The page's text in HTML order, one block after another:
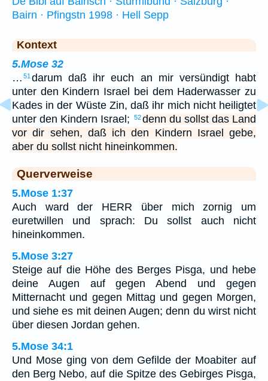
Bairn · Pfingstn 1998 · Hell Sepp
Kontext
5.Mose 32
… 51 darum daß ihr euch an mir versündigt habt
unter den Kindern Israel bei dem Haderwasser zu
Kades in der Wüste Zin, daß ihr mich nicht heiligtet
unter den Kindern Israel;
52 denn du sollst das Land
vor dir sehen, daß ich den Kindern Israel gebe,
aber du sollst nicht hineinkommen.
Querverweise
5.Mose 1:37
Auch ward der HERR über mich zornig um
euretwillen und sprach: Du sollst auch nicht
hineinkommen.
5.Mose 3:27
Steige auf die Höhe des Berges Pisga, und hebe
deine Augen auf gegen Abend und gegen
Mitternacht und gegen Mittag und gegen Morgen,
und siehe es mit deinen Augen; denn du wirst nicht
über diesen Jordan gehen.
5.Mose 34:1
Und Mose ging von dem Gefilde der Moabiter auf
den Berg Nebo, auf die Spitze des Gebirges Pisga,